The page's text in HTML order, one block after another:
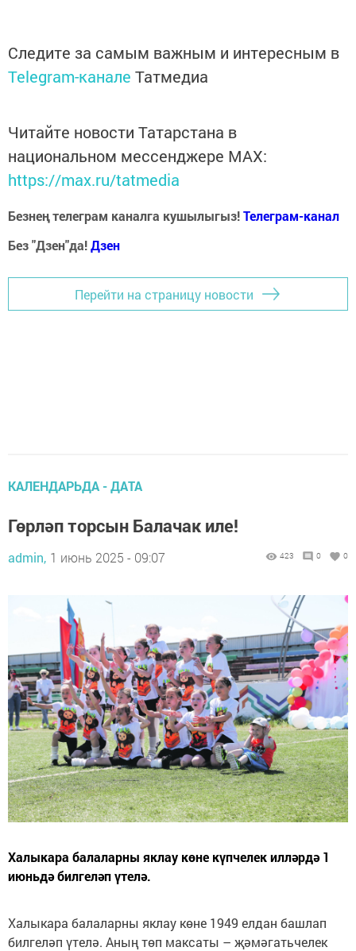
Следите за самым важным и интересным в
Telegram-канале Татмедиа
Читайте новости Татарстана в
национальном мессенджере MАХ:
https://max.ru/tatmedia
Безнең телеграм каналга кушылыгыз!Телеграм-канал
Без "Дзен"да!Дзен
Перейти на страницу новости
КАЛЕНДАРЬДА - ДАТА
Гөрләп торсын Балачак иле!
admin, 1 июнь 2025 - 09:07 423 0 0
Халыкара балаларны яклау көне күпчелек илләрдә 1
июньдә билгеләп үтелә.
Халыкара балаларны яклау көне 1949 елдан башлап
билгеләп үтелә. Аның төп максаты – җәмәгатьчелек